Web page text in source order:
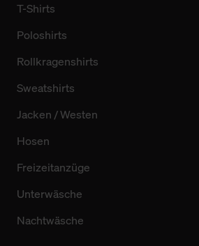
T-Shirts
Poloshirts
Rollkragenshirts
Sweatshirts
Jacken / Westen
Hosen
Freizeitanzüge
Unterwäsche
Nachtwäsche